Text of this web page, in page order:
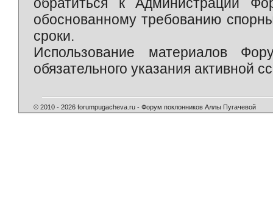
обоснованному требованию
сроки.
Использование материалов
обязательного указания активной
© 2010 - 2026 forumpugacheva.ru - Форум поклонников Аллы Пугачевой